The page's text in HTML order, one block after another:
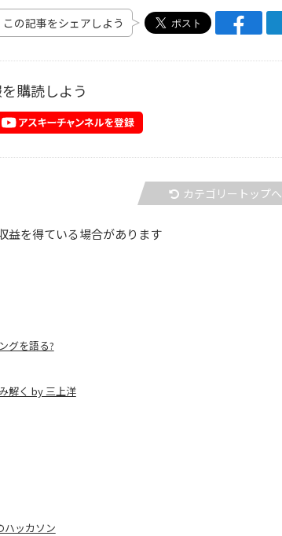
この記事をシェアしよう
購読しよう
カテゴリートップへ
益を得ている場合があります
グを語る?
解く by 三上洋
ハッカソン